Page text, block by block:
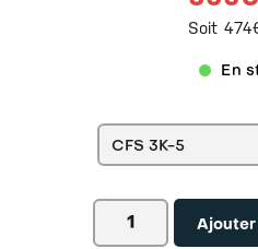
Soit
En
Ajouter